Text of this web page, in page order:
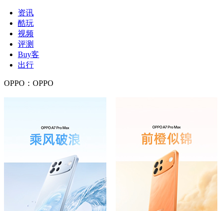
资讯
酷玩
视频
评测
Buy客
出行
OPPO ： OPPO